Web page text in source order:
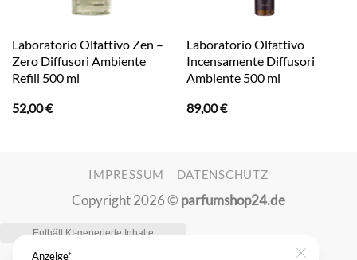
Laboratorio Olfattivo Zen –
Zero Diffusori Ambiente
Refill 500 ml
52,00€
Laboratorio Olfattivo
Incensamente Diffusori
Ambiente 500 ml
89,00€
IMPRESSUM DATENSCHUTZ
Copyright 2026 © parfumshop24.de
Anzeige*